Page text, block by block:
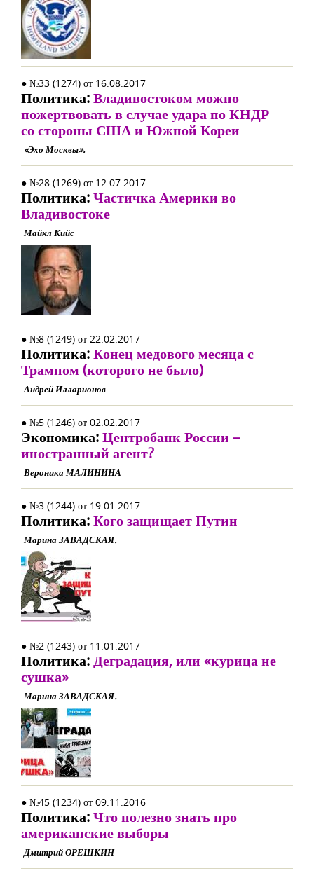
● №33 (1274) от 16.08.2017
Политика:Владивостоком можно
пожертвовать в случае удара по КНДР
со стороны США и Южной Кореи
«Эхо Москвы».
● №28 (1269) от 12.07.2017
Политика:Частичка Америки во
Владивостоке
Майкл Кийс
● №8 (1249) от 22.02.2017
Политика:Конец медового месяца с
Трампом (которого не было)
Андрей Илларионов
● №5 (1246) от 02.02.2017
Экономика:Центробанк России –
иностранный агент?
Вероника МАЛИНИНА
● №3 (1244) от 19.01.2017
Политика:Кого защищает Путин
Марина ЗАВАДСКАЯ.
● №2 (1243) от 11.01.2017
Политика:Деградация, или «курица не
сушка»
Марина ЗАВАДСКАЯ.
● №45 (1234) от 09.11.2016
Политика:Что полезно знать про
американские выборы
Дмитрий ОРЕШКИН